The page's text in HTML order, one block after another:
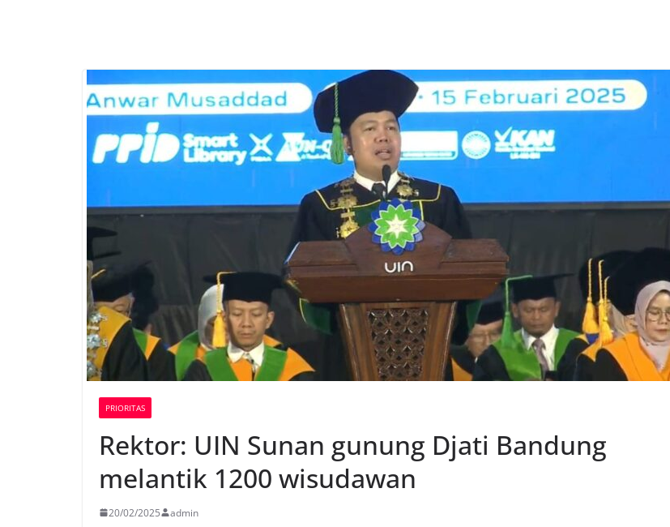
PRIORITAS
Rektor: UIN Sunan gunung Djati Bandung
melantik 1200 wisudawan
20/02/2025 admin